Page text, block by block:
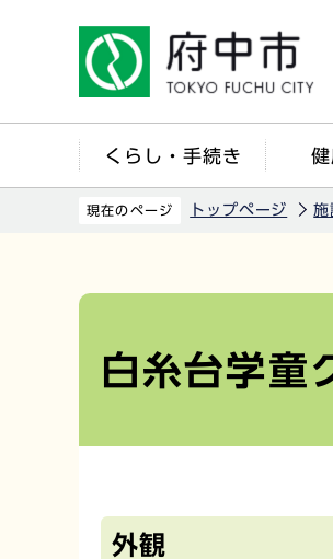
くらし・手続き
現在のページ トップページ 施
白糸台学童
外観